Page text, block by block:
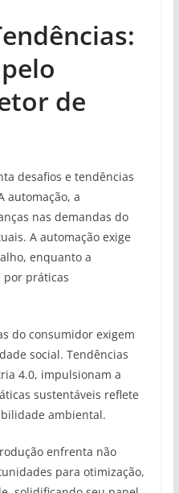
de
desafios e tendências
automação, a
nas demandas do
A automação exige
enquanto a
práticas
do consumidor exigem
social. Tendências
4.0, impulsionam a
sustentáveis reflete
ambiental.
enfrenta não
para otimização,